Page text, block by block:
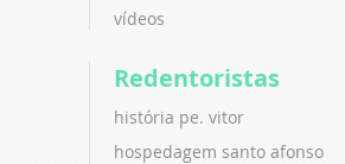
vídeos
Redentoristas
história pe. vitor
hospedagem santo afonso